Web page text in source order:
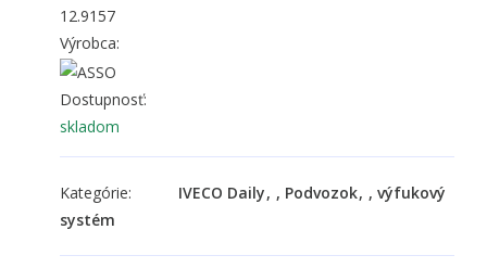
12.9157
Výrobca:
Dostupnosť:
skladom
Kategórie: IVECO Daily , Podvozok , výfukový
systém